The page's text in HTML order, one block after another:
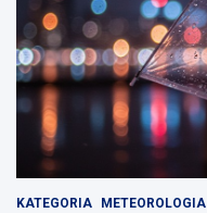
KATEGORIA METEOROLOGIA